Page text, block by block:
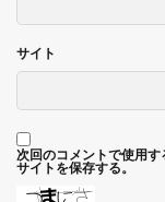
サイト
次回のコメントで使用す
サイトを保存する。